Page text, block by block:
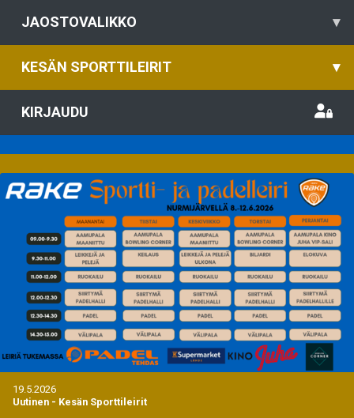
JAOSTOVALIKKO ▾
KESÄN SPORTTILEIRIT ▾
KIRJAUDU
19.5.2026
Uutinen - Kesän Sporttileirit